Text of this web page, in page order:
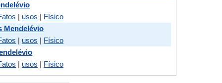
| usos | Físico
Mendelévio
| usos | Físico
| usos | Físico